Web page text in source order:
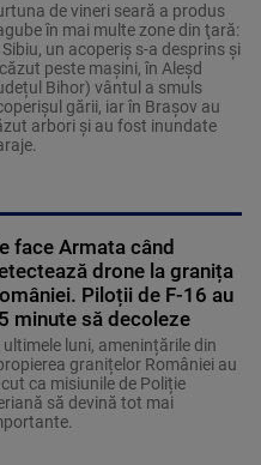
de vineri seară a produs
în mai multe zone din ţară:
un acoperiş s-a desprins și
peste maşini, în Aleşd
Bihor) vântul a smuls
gării, iar în Braşov au
arbori şi au fost inundate
face Armata când
drone la granița
Piloții de F-16 au
minute să decoleze
ultimele luni, amenințările din
granițelor României au
ca misiunile de Poliție
să devină tot mai